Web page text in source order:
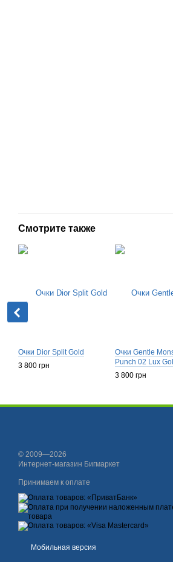
Смотрите также
Очки Dior Split Gold
3 800 грн
Очки Gentle
Punch 02 Lux
3 800 грн
© 2009—2026
Интернет-магазин Бигмаркет
Принимаем к оплате
Мобильная версия